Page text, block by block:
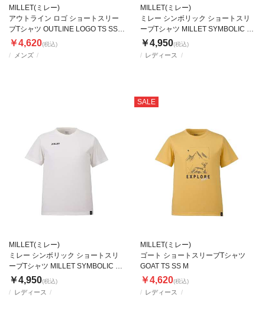
メンズ
MILLET(ミレー)
アウトライン ロゴ ショートスリー
ブTシャツ OUTLINE LOGO TS SS
M
￥4,620(税込)
レディース
MILLET(ミレー)
ミレー シンボリック ショートスリ
ーブTシャツ MILLET SYMBOLIC TS
SS W
￥4,950(税込)
レディース
MILLET(ミレー)
ミレー シンボリック ショートスリ
ーブTシャツ MILLET SYMBOLIC TS
SS W
￥4,950(税込)
SALE
レディース
MILLET(ミレー)
ゴート ショートスリーブTシャツ
GOAT TS SS M
￥4,620(税込)